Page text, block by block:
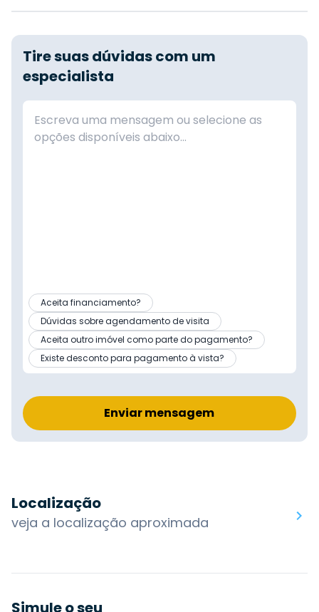
Tire suas dúvidas com um
especialista
Aceita financiamento?
Dúvidas sobre agendamento de visita
Aceita outro imóvel como parte do pagamento?
Existe desconto para pagamento à vista?
Enviar mensagem
Localização
veja a localização aproximada
Simule o seu